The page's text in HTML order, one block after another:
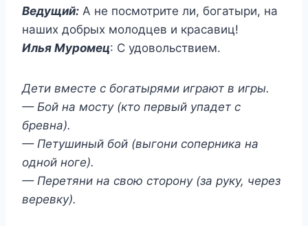
Ведущий: А не посмотрите ли, богатыри, на
наших добрых молодцев и красавиц!
Илья Муромец: С удовольствием.
Дети вместе с богатырями играют в игры.
— Бой на мосту (кто первый упадет с
бревна).
— Петушиный бой (выгони соперника на
одной ноге).
— Перетяни на свою сторону (за руку, через
веревку).